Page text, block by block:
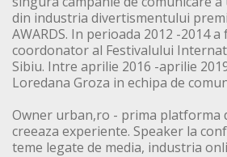
din industria divertismentului
AWARDS. In perioada 2012 -2014
coordonator al Festivalului
Sibiu. Intre aprilie 2016 -aprilie
Loredana Groza in echipa de
Owner urban,ro - prima platforma
creeaza experiente. Speaker la
teme legate de media, industria